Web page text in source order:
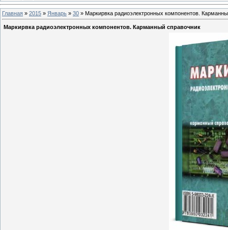
Главная » 2015 » Январь » 30 » Маркирвка радиоэлектронных компонентов.
Маркирвка радиоэлектронных компонентов. Карманный справочник